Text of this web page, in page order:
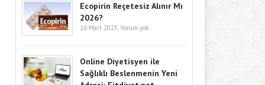
Ecopirin Reçetesiz Alınır Mı
2026?
16 Mart 2025, Yorum yok
Online Diyetisyen ile
Sağlıklı Beslenmenin Yeni